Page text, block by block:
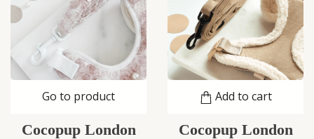
Go to product
Cocopup London
Add to cart
Cocopup London